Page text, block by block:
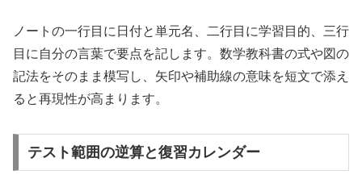
ノートの一行目に日付と単元名、二行目に学習目的、三行
目に自分の言葉で要点を記します。数学教科書の式や図の
記法をそのまま模写し、矢印や補助線の意味を短文で添え
ると再現性が高まります。
テスト範囲の逆算と復習カレンダー